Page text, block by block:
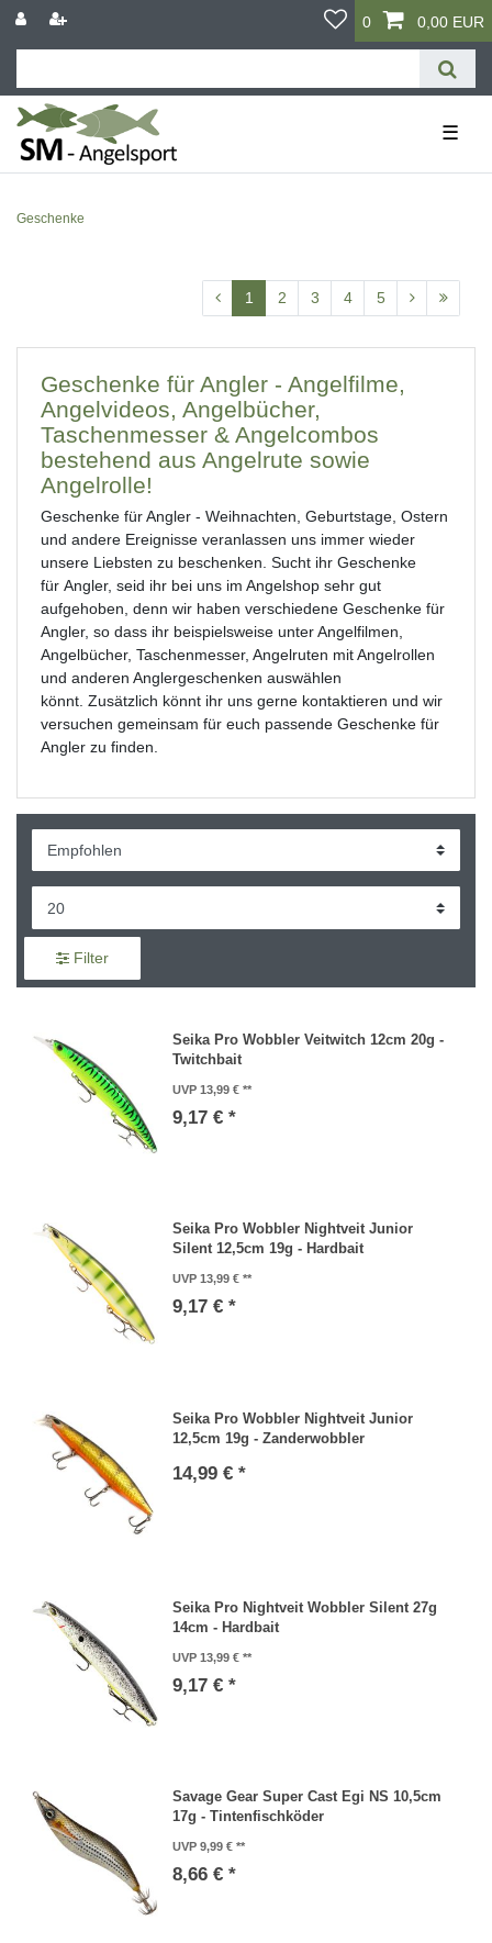
0 0,00 EUR
☰
Geschenke
1 2 3 4 5
Geschenke für Angler - Angelfilme,
Angelvideos, Angelbücher,
Taschenmesser & Angelcombos
bestehend aus Angelrute sowie
Angelrolle!
Geschenke für Angler - Weihnachten, Geburtstage, Ostern
und andere Ereignisse veranlassen uns immer wieder
unsere Liebsten zu beschenken. Sucht ihr Geschenke
für Angler, seid ihr bei uns im Angelshop sehr gut
aufgehoben, denn wir haben verschiedene Geschenke für
Angler, so dass ihr beispielsweise unter Angelfilmen,
Angelbücher, Taschenmesser, Angelruten mit Angelrollen
und anderen Anglergeschenken auswählen
könnt. Zusätzlich könnt ihr uns gerne kontaktieren und wir
versuchen gemeinsam für euch passende Geschenke für
Angler zu finden.
Filter
Seika Pro Wobbler Veitwitch 12cm 20g -
Twitchbait
UVP 13,99 €
9,17 € *
Seika Pro Wobbler Nightveit Junior
Silent 12,5cm 19g - Hardbait
UVP 13,99 €
9,17 € *
Seika Pro Wobbler Nightveit Junior
12,5cm 19g - Zanderwobbler
14,99 € *
Seika Pro Nightveit Wobbler Silent 27g
14cm - Hardbait
UVP 13,99 €
9,17 € *
Savage Gear Super Cast Egi NS 10,5cm
17g - Tintenfischköder
UVP 9,99 €
8,66 € *